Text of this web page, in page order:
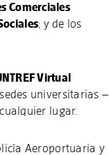
Comerciales
; y de los
Virtual
universitarias –
lugar.
Aeroportuaria y